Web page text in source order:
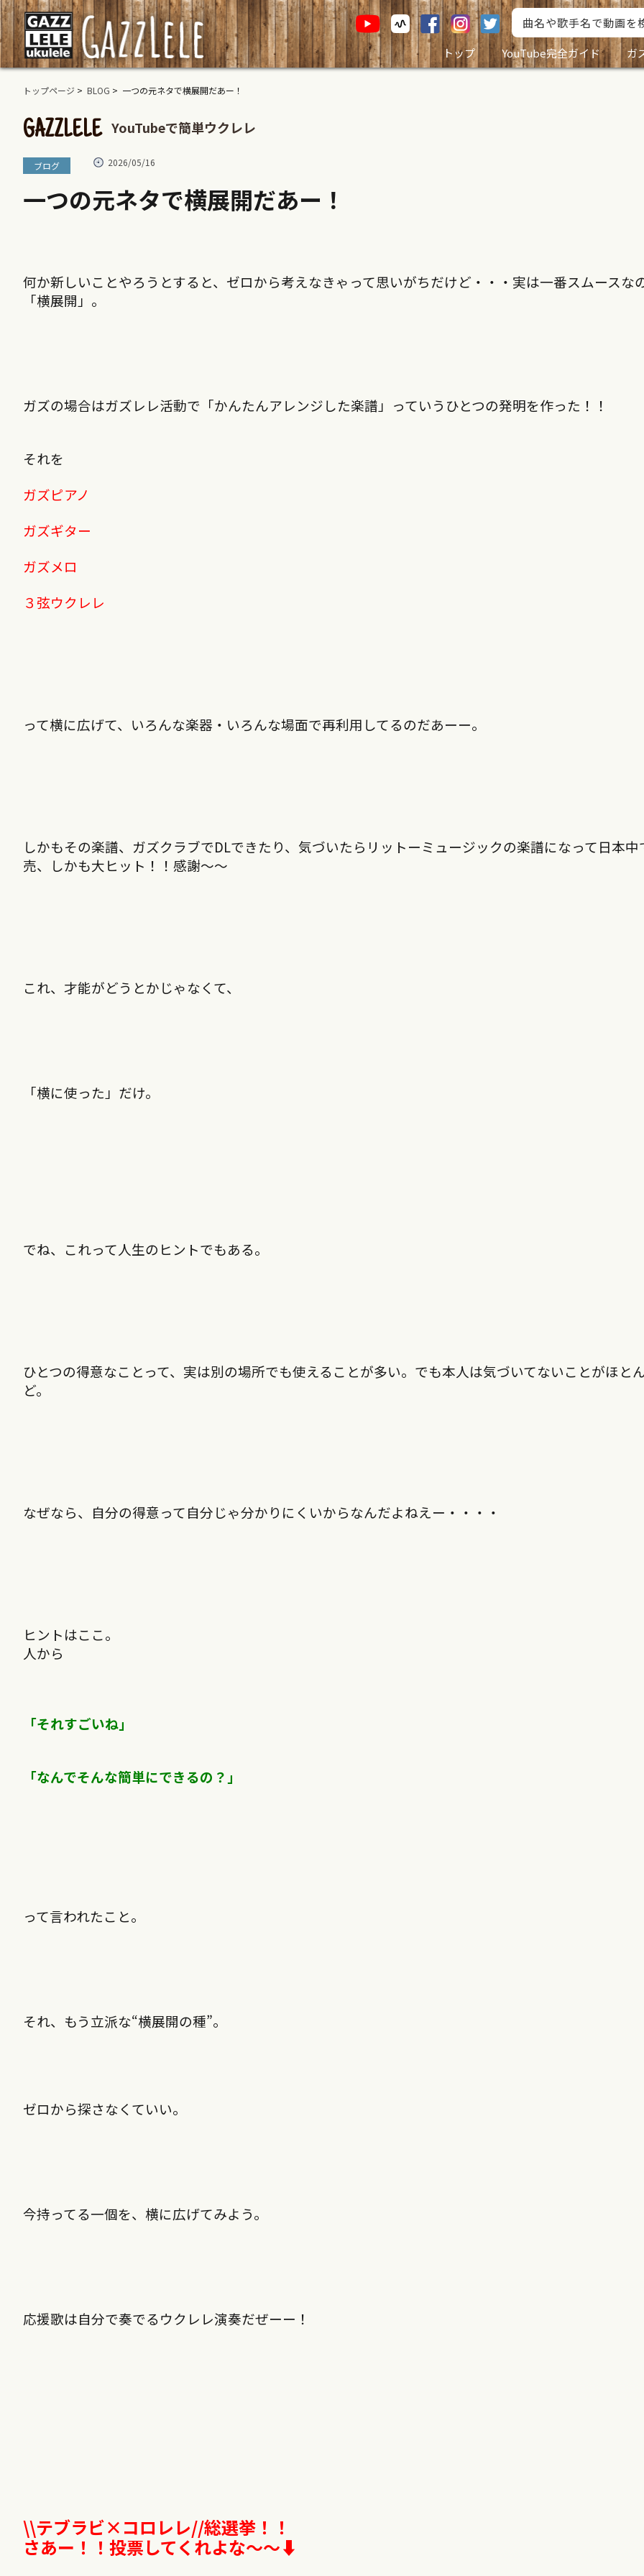
トップ YouTube完全ガイド ガ
トップページ > BLOG > 一つの元ネタで横展開だあー！
GAZZLELE YouTubeで簡単ウクレレ
ブログ 2026/05/16
一つの元ネタで横展開だあー！
何か新しいことやろうとすると、ゼロから考えなきゃって思いがちだけど・・・実は一番スムースな
「横展開」。
ガズの場合はガズレレ活動で「かんたんアレンジした楽譜」っていうひとつの発明を作った！！
それを
ガズピアノ
ガズギター
ガズメロ
３弦ウクレレ
って横に広げて、いろんな楽器・いろんな場面で再利用してるのだあーー。
しかもその楽譜、ガズクラブでDLできたり、気づいたらリットーミュージックの楽譜になって日本中
売、しかも大ヒット！！感謝〜〜
これ、才能がどうとかじゃなくて、
「横に使った」だけ。
でね、これって人生のヒントでもある。
ひとつの得意なことって、実は別の場所でも使えることが多い。でも本人は気づいてないことがほと
ど。
なぜなら、自分の得意って自分じゃ分かりにくいからなんだよねえー・・・・
ヒントはここ。
人から
「それすごいね」
「なんでそんな簡単にできるの？」
って言われたこと。
それ、もう立派な“横展開の種”。
ゼロから探さなくていい。
今持ってる一個を、横に広げてみよう。
応援歌は自分で奏でるウクレレ演奏だぜーー！
\\テブラビ× コロレレ//総選挙！！
さあー！！投票してくれよな〜〜⬇︎